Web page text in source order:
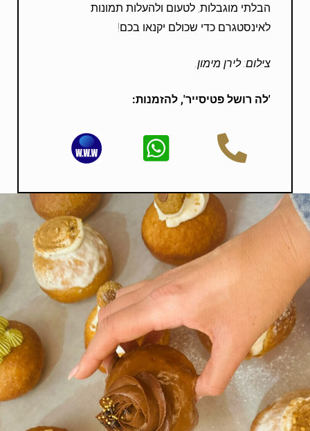
הבלתי מוגבלות, לטעום ולהעלות תמונות
לאינסטגרם כדי שכולם יקנאו בכם!
צילום: לירן מימון.
'לה רושל פטיסייר', להזמנות: